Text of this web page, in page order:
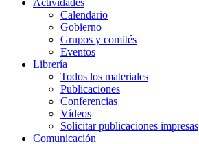
Actividades
Calendario
Gobierno
Grupos y comités
Eventos
Librería
Todos los materiales
Publicaciones
Conferencias
Vídeos
Solicitar publicaciones impresas
Comunicación